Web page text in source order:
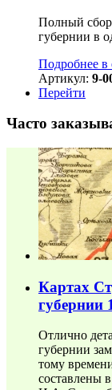
Полный
губернии в
Подробнее в
Артикул: 9-
Перейти
Часто
Картах
губернии
Отлично
губернии
тому
составлены